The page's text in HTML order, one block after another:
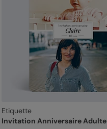
Etiquette
Invitation Anniversaire Adulte